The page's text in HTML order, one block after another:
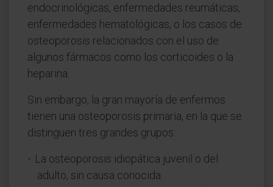
endocrinológicas, enfermedades reumáticas,
enfermedades hematológicas, o los casos de
osteoporosis relacionados con el uso de
algunos fármacos como los corticoides o la
heparina.
Sin embargo, la gran mayoría de enfermos
tienen una osteoporosis primaria, en la que se
distinguen tres grandes grupos:
La osteoporosis idiopática juvenil o del
adulto, sin causa conocida.